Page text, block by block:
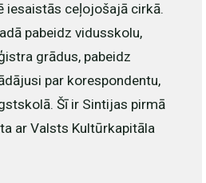
iesaistās ceļojošajā cirkā.
pabeidz vidusskolu,
grādus, pabeidz
par korespondentu,
Šī ir Sintijas pirmā
ar Valsts Kultūrkapitāla